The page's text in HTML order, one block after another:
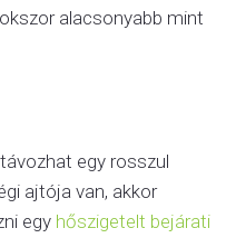
alacsonyabb mint
egy rosszul
ajtója van, akkor
egy hőszigetelt bejárati